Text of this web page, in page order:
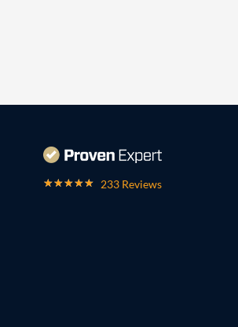
233 Reviews